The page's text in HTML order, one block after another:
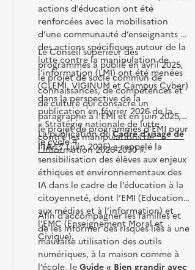
actions d’éducation ont été
renforcées avec la mobilisation
d’une communauté d’enseignants et
des actions spécifiques autour de la
lutte contre la manipulation de
l’information (LMI) ont été menées
(CLEMI, VIGINUM et Campus Cyber)
dans la perspective de la
publication en février 2026 de la
« Stratégie nationale de lutte
contre les manipulations de
l’information 2026-2030 ».
Le Conseil supérieur des
programmes a publié en avril 2025,
le projet de socle commun de
connaissances, de compétences et
de culture qui consacre un
paragraphe à l’EMI et en juin 2025,
le projet de programmes d’EMI pour
le cycle 4.
La publication duCadre d’usage de
l’IA
(juin 2025) a rappelé la
sensibilisation des élèves aux enjeux
éthiques et environnementaux des
IA dans le cadre de l’éducation à la
citoyenneté, dont l’EMI (Education
aux médias et à l’information) et
l’EMC (Enseignement Moral et
Civique).
Afin d’accompagner les familles et
de les informer des risques liés à une
mauvaise utilisation des outils
numériques, à la maison comme à
l’école, leGuide « Bien grandir avec